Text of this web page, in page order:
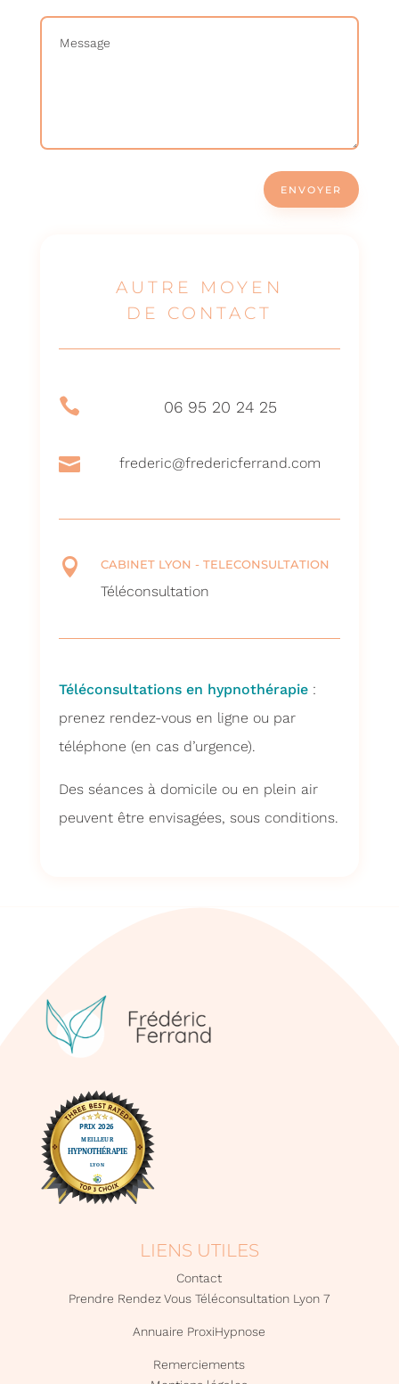
ENVOYER
AUTRE MOYEN
DE CONTACT
 06 95 20 24 25
 frederic@fredericferrand.com
 CABINET LYON - TELECONSULTATION
Téléconsultation
Téléconsultations en hypnothérapie:
prenez rendez-vous en ligne ou par
téléphone (en cas d’urgence).
Des séances à domicile ou en plein air
peuvent être envisagées, sous conditions.
LIENS UTILES
Contact
Prendre Rendez Vous Téléconsultation Lyon 7
Annuaire ProxiHypnose
Remerciements